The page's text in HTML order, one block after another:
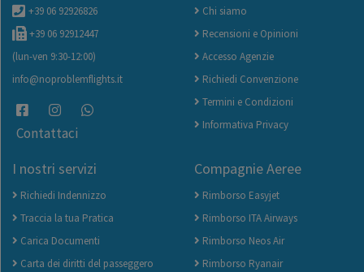
+39 06 92926826
+39 06 92912447
(lun-ven 9:30-12:00)
info@noproblemflights.it
Contattaci
Chi siamo
Recensioni e Opinioni
Accesso Agenzie
Richiedi Convenzione
Termini e Condizioni
Informativa Privacy
I nostri servizi
Richiedi Indennizzo
Traccia la tua Pratica
Carica Documenti
Carta dei diritti del passeggero
Compagnie Aeree
Rimborso Easyjet
Rimborso ITA Airways
Rimborso Neos Air
Rimborso Ryanair